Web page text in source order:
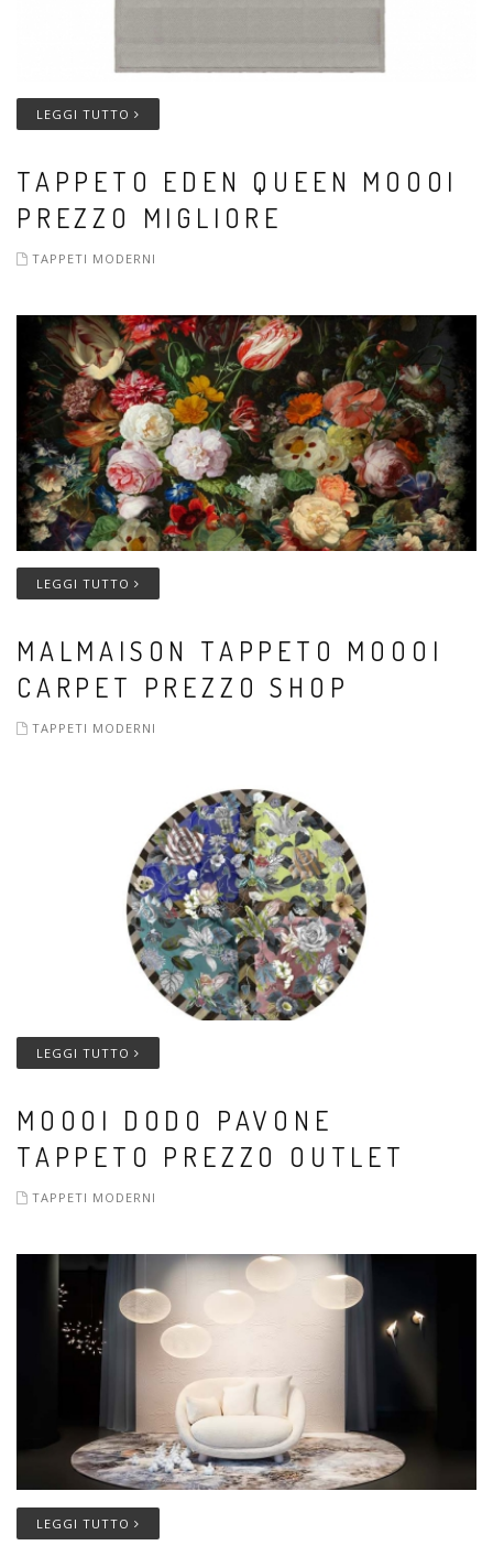
LEGGI TUTTO
TAPPETO EDEN QUEEN MOOOI
PREZZO MIGLIORE
TAPPETI MODERNI
LEGGI TUTTO
MALMAISON TAPPETO MOOOI
CARPET PREZZO SHOP
TAPPETI MODERNI
LEGGI TUTTO
MOOOI DODO PAVONE
TAPPETO PREZZO OUTLET
TAPPETI MODERNI
LEGGI TUTTO